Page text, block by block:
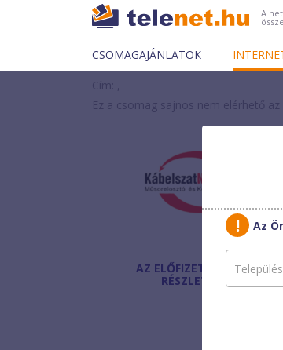
A
CSOMAGAJÁNLATOK
Cím: ,
Ez a csomag sajnos nem elérhető az
AZ ELŐFIZETÉS
RÉSZLETEI
Havi díj
Az